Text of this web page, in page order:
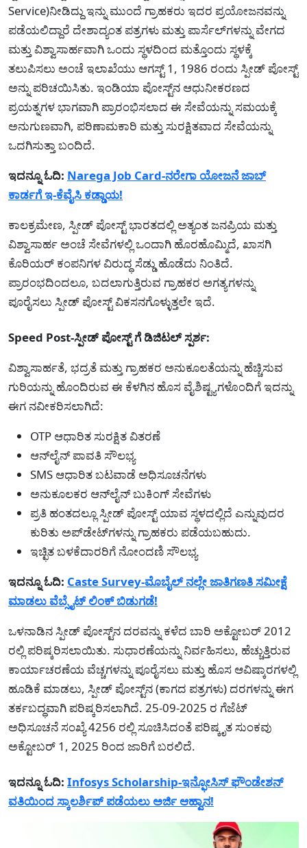
Service)ನೀಡಿದ್ದು ಇನ್ನು ಮುಂದೆ ಗ್ರಾಹಕರು ಇದರ ಪ್ರಯೋಜನವನ್ನು
ಪಡೆಯಲಿದ್ದಾರೆ ದೇಶಾದ್ಯಂತ ಪತ್ರಗಳು ಮತ್ತು ಪಾರ್ಸೆಲ್‌ಗಳನ್ನು ವೇಗದ
ಮತ್ತು ವಿಶ್ವಾಸಾರ್ಹವಾಗಿ ಒಂದು ಸ್ಥಳದಿಂದ ಮತ್ತೊಂದು ಸ್ಥಳಕ್ಕೆ
ತಲುಪಿಸಲು ಅಂಚೆ ಇಲಾಖೆಯು ಆಗಸ್ಟ್ 1, 1986 ರಂದು ಸ್ಪೀಡ್ ಪೋಸ್ಟ್
ಅನ್ನು ಪರಿಚಯಿಸಿತು. ಇಂಡಿಯಾ ಪೋಸ್ಟ್‌ನ ಆಧುನೀಕರಣದ
ಪ್ರಯತ್ನಗಳ ಭಾಗವಾಗಿ ಪ್ರಾರಂಭಿಸಲಾದ ಈ ಸೇವೆಯನ್ನು ಸಮಯಕ್ಕೆ
ಅನುಗುಣವಾಗಿ, ಪರಿಣಾಮಕಾರಿ ಮತ್ತು ಸುರಕ್ಷಿತವಾದ ಸೇವೆಯನ್ನು
ಒದಗಿಸುತ್ತಾ ಬಂದಿದೆ.
ಇದನ್ನೂ ಓದಿ: Narega Job Card-ನರೇಗಾ ಯೋಜನೆ ಜಾಬ್
ಕಾರ್ಡಗೆ ಇ-ಕೆವೈಸಿ ಕಡ್ಡಾಯ!
ಕಾಲಕ್ರಮೇಣ, ಸ್ಪೀಡ್ ಪೋಸ್ಟ್ ಭಾರತದಲ್ಲಿ ಅತ್ಯಂತ ಜನಪ್ರಿಯ ಮತ್ತು
ವಿಶ್ವಾಸಾರ್ಹ ಅಂಚೆ ಸೇವೆಗಳಲ್ಲಿ ಒಂದಾಗಿ ಹೊರಹೊಮ್ಮಿದೆ, ಖಾಸಗಿ
ಕೊರಿಯರ್ ಕಂಪನಿಗಳ ವಿರುದ್ಧ ಸೆಡ್ಡು ಹೊಡೆದು ನಿಂತಿದೆ.
ಪ್ರಾರಂಭದಿಂದಲೂ, ಬದಲಾಗುತ್ತಿರುವ ಗ್ರಾಹಕರ ಅಗತ್ಯಗಳನ್ನು
ಪೂರೈಸಲು ಸ್ಪೀಡ್ ಪೋಸ್ಟ್ ವಿಕಸನಗೊಳ್ಳುತ್ತಲೇ ಇದೆ.
Speed Post-ಸ್ಪೀಡ್ ಪೋಸ್ಟ್ ಗೆ ಡಿಜಿಟಲ್ ಸ್ಪರ್ಶ:
ವಿಶ್ವಾಸಾರ್ಹತೆ, ಭದ್ರತೆ ಮತ್ತು ಗ್ರಾಹಕರ ಅನುಕೂಲತೆಯನ್ನು ಹೆಚ್ಚಿಸುವ
ಗುರಿಯನ್ನು ಹೊಂದಿರುವ ಈ ಕೆಳಗಿನ ಹೊಸ ವೈಶಿಷ್ಟ್ಯಗಳೊಂದಿಗೆ ಇದನ್ನು
ಈಗ ನವೀಕರಿಸಲಾಗಿದೆ:
OTP ಆಧಾರಿತ ಸುರಕ್ಷಿತ ವಿತರಣೆ
ಆನ್‌ಲೈನ್ ಪಾವತಿ ಸೌಲಭ್ಯ
SMS ಆಧಾರಿತ ಬಟವಾಡೆ ಅಧಿಸೂಚನೆಗಳು
ಅನುಕೂಲಕರ ಆನ್‌ಲೈನ್ ಬುಕಿಂಗ್ ಸೇವೆಗಳು
ಪ್ರತಿ ಹಂತದಲ್ಲೂ ಸ್ಪೀಡ್ ಪೋಸ್ಟ್ ಯಾವ ಸ್ಥಳದಲ್ಲಿದೆ ಎನ್ನುವುದರ
ಕುರಿತು ಅಪ್‌ಡೇಟ್‌ಗಳನ್ನು ಗ್ರಾಹಕರು ಪಡೆಯಬಹುದು.
ಇಚ್ಛಿತ ಬಳಕೆದಾರರಿಗೆ ನೋಂದಣಿ ಸೌಲಭ್ಯ
ಇದನ್ನೂ ಓದಿ: Caste Survey-ಮೊಬೈಲ್ ನಲ್ಲೇ ಜಾತಿಗಣತಿ ಸಮೀಕ್ಷೆ
ಮಾಡಲು ವೆಬ್ಸೈಟ್ ಲಿಂಕ್ ಬಿಡುಗಡೆ!
ಒಳನಾಡಿನ ಸ್ಪೀಡ್ ಪೋಸ್ಟ್‌ನ ದರವನ್ನು ಕಳೆದ ಬಾರಿ ಅಕ್ಟೋಬರ್ 2012
ರಲ್ಲಿ ಪರಿಷ್ಕರಿಸಲಾಯಿತು. ಸುಧಾರಣೆಯನ್ನು ನಿರ್ವಹಿಸಲು, ಹೆಚ್ಚುತ್ತಿರುವ
ಕಾರ್ಯಾಚರಣೆಯ ವೆಚ್ಚಗಳನ್ನು ಪೂರೈಸಲು ಮತ್ತು ಹೊಸ ಆವಿಷ್ಕಾರಗಳಲ್ಲಿ
ಹೂಡಿಕೆ ಮಾಡಲು, ಸ್ಪೀಡ್ ಪೋಸ್ಟ್‌ನ (ಕಾಗದ ಪತ್ರಗಳು) ದರಗಳನ್ನು ಈಗ
ತರ್ಕಬದ್ಧವಾಗಿ ಪರಿಷ್ಕರಿಸಲಾಗಿದೆ. 25-09-2025 ರ ಗೆಜೆಟ್
ಅಧಿಸೂಚನೆ ಸಂಖ್ಯೆ 4256 ರಲ್ಲಿ ಸೂಚಿಸಿದಂತೆ ಪರಿಷ್ಕೃತ ಸುಂಕವು
ಅಕ್ಟೋಬರ್ 1, 2025 ರಿಂದ ಜಾರಿಗೆ ಬರಲಿದೆ.
ಇದನ್ನೂ ಓದಿ: Infosys Scholarship-ಇನ್ಫೋಸಿಸ್ ಫೌಂಡೇಶನ್
ವತಿಯಿಂದ ಸ್ಕಾಲರ್ಶಿಪ್ ಪಡೆಯಲು ಅರ್ಜಿ ಆಹ್ವಾನ!